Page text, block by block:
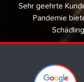
Sehr geehrte
Pandemie